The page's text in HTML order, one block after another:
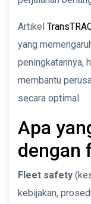
Artikel
yang
peningkatannya,
membantu
secara optimal.
Apa
dengan
Fleet safety
kebijakan,